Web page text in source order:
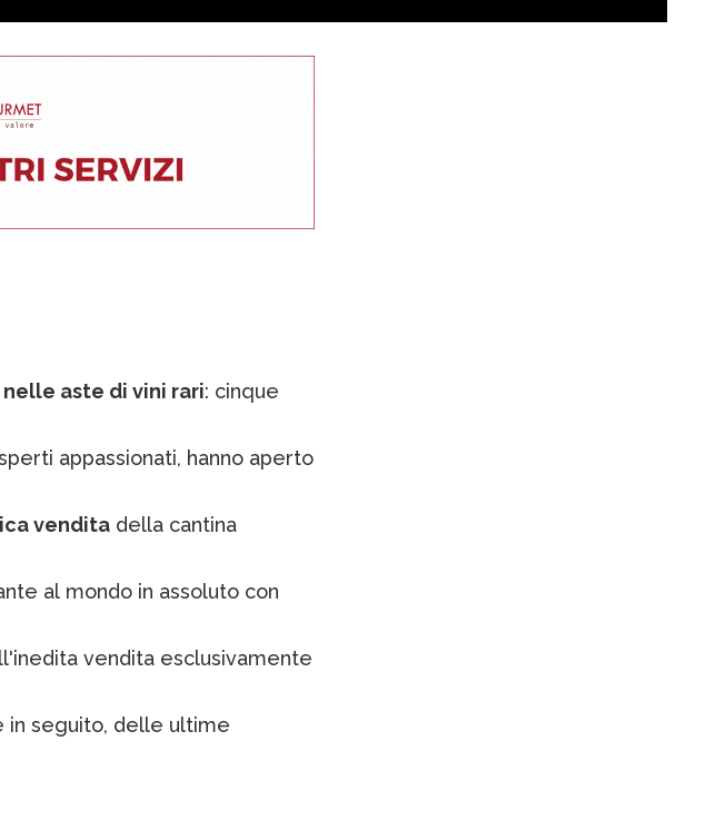
aste di vini rari: cinque
appassionati, hanno aperto
venditadella cantina
al mondo in assoluto con
vendita esclusivamente
seguito, delle ultime